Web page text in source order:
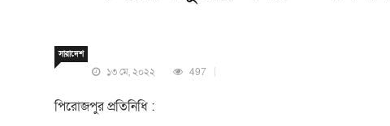
সারাদেশ
১৩ মে, ২০২২ 497
পিরোজপুর প্রতিনিধি :